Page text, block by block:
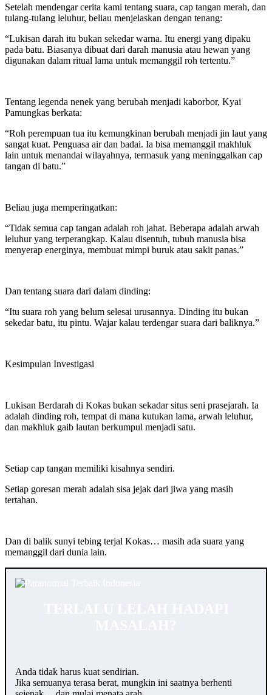
Setelah mendengar cerita kami tentang suara, cap tangan merah, dan
tulang-tulang leluhur, beliau menjelaskan dengan tenang:
“Lukisan darah itu bukan sekedar warna. Itu energi yang dipaku
pada batu. Biasanya dibuat dari darah manusia atau hewan yang
digunakan dalam ritual lama untuk memanggil roh tertentu.”
Tentang legenda nenek yang berubah menjadi kaborbor, Kyai
Pamungkas berkata:
“Roh perempuan tua itu kemungkinan berubah menjadi jin laut yang
sangat kuat. Penguasa air dan badai. Ia bisa memanggil makhluk
lain untuk menandai wilayahnya, termasuk yang meninggalkan cap
tangan di batu.”
Beliau juga memperingatkan:
“Tidak semua cap tangan adalah roh jahat. Beberapa adalah arwah
leluhur yang terperangkap. Kalau disentuh, tubuh manusia bisa
menyerap energinya, membuat mimpi buruk atau sakit panas.”
Dan tentang suara dari dalam dinding:
“Itu suara roh yang belum selesai urusannya. Dinding itu bukan
sekedar batu, itu pintu. Wajar kalau terdengar suara dari baliknya.”
Kesimpulan Investigasi
Lukisan Berdarah di Kokas bukan sekadar situs seni prasejarah. Ia
adalah dinding roh, tempat di mana kutukan lama, arwah leluhur,
dan makhluk gaib lautan berkumpul menjadi satu.
Setiap cap tangan memiliki kisahnya sendiri.
Setiap goresan merah adalah sisa jejak dari jiwa yang masih
tertahan.
Dan di balik sunyi tebing terjal Kokas… masih ada suara yang
memanggil dari dunia lain.
Anda tidak harus kuat sendirian.
Jika semuanya terasa berat, mungkin ini saatnya berhenti